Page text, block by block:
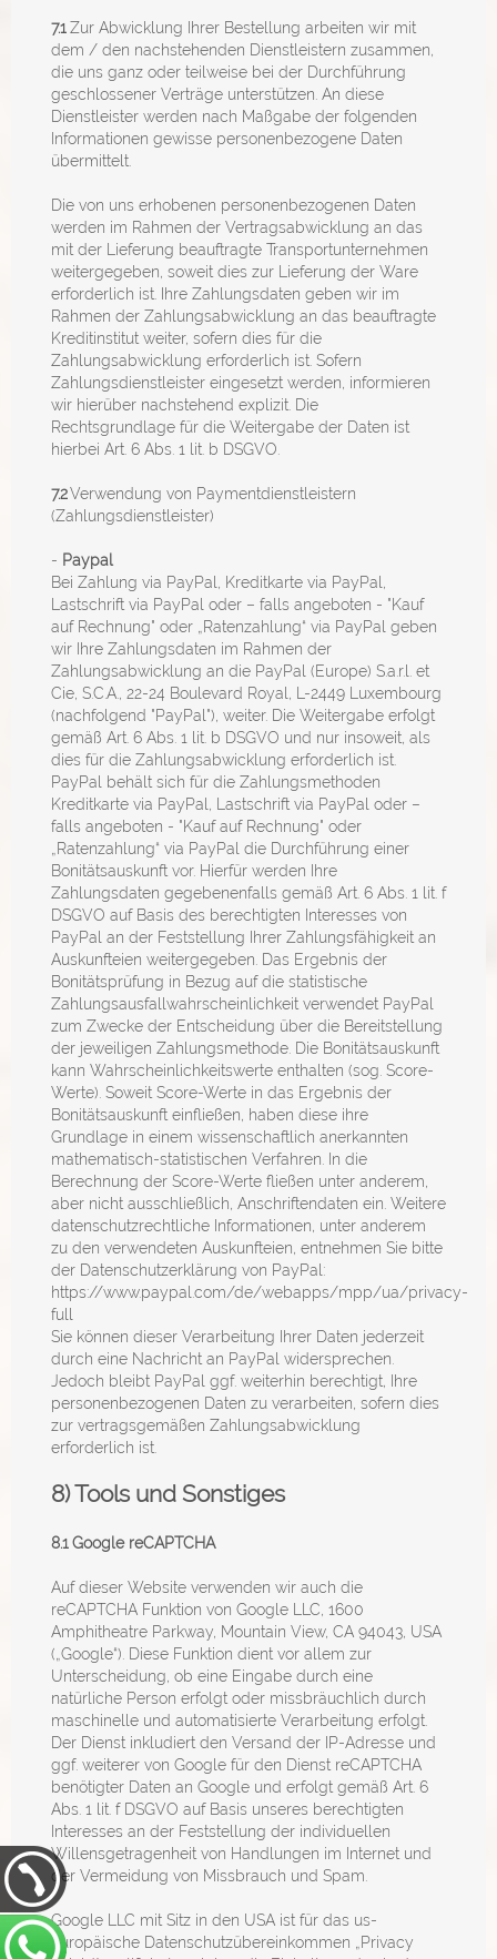
7.1Zur Abwicklung Ihrer Bestellung arbeiten wir mit
dem / den nachstehenden Dienstleistern zusammen,
die uns ganz oder teilweise bei der Durchführung
geschlossener Verträge unterstützen. An diese
Dienstleister werden nach Maßgabe der folgenden
Informationen gewisse personenbezogene Daten
übermittelt.
Die von uns erhobenen personenbezogenen Daten
werden im Rahmen der Vertragsabwicklung an das
mit der Lieferung beauftragte Transportunternehmen
weitergegeben, soweit dies zur Lieferung der Ware
erforderlich ist. Ihre Zahlungsdaten geben wir im
Rahmen der Zahlungsabwicklung an das beauftragte
Kreditinstitut weiter, sofern dies für die
Zahlungsabwicklung erforderlich ist. Sofern
Zahlungsdienstleister eingesetzt werden, informieren
wir hierüber nachstehend explizit. Die
Rechtsgrundlage für die Weitergabe der Daten ist
hierbei Art. 6 Abs. 1 lit. b DSGVO.
7.2Verwendung von Paymentdienstleistern
(Zahlungsdienstleister)
- Paypal
Bei Zahlung via PayPal, Kreditkarte via PayPal,
Lastschrift via PayPal oder – falls angeboten - "Kauf
auf Rechnung" oder „Ratenzahlung“ via PayPal geben
wir Ihre Zahlungsdaten im Rahmen der
Zahlungsabwicklung an die PayPal (Europe) S.a.r.l. et
Cie, S.C.A., 22-24 Boulevard Royal, L-2449 Luxembourg
(nachfolgend "PayPal"), weiter. Die Weitergabe erfolgt
gemäß Art. 6 Abs. 1 lit. b DSGVO und nur insoweit, als
dies für die Zahlungsabwicklung erforderlich ist.
PayPal behält sich für die Zahlungsmethoden
Kreditkarte via PayPal, Lastschrift via PayPal oder –
falls angeboten - "Kauf auf Rechnung" oder
„Ratenzahlung“ via PayPal die Durchführung einer
Bonitätsauskunft vor. Hierfür werden Ihre
Zahlungsdaten gegebenenfalls gemäß Art. 6 Abs. 1 lit. f
DSGVO auf Basis des berechtigten Interesses von
PayPal an der Feststellung Ihrer Zahlungsfähigkeit an
Auskunfteien weitergegeben. Das Ergebnis der
Bonitätsprüfung in Bezug auf die statistische
Zahlungsausfallwahrscheinlichkeit verwendet PayPal
zum Zwecke der Entscheidung über die Bereitstellung
der jeweiligen Zahlungsmethode. Die Bonitätsauskunft
kann Wahrscheinlichkeitswerte enthalten (sog. Score-
Werte). Soweit Score-Werte in das Ergebnis der
Bonitätsauskunft einfließen, haben diese ihre
Grundlage in einem wissenschaftlich anerkannten
mathematisch-statistischen Verfahren. In die
Berechnung der Score-Werte fließen unter anderem,
aber nicht ausschließlich, Anschriftendaten ein. Weitere
datenschutzrechtliche Informationen, unter anderem
zu den verwendeten Auskunfteien, entnehmen Sie bitte
der Datenschutzerklärung von PayPal:
https://www.paypal.com/de/webapps/mpp/ua/privacy-
full
Sie können dieser Verarbeitung Ihrer Daten jederzeit
durch eine Nachricht an PayPal widersprechen.
Jedoch bleibt PayPal ggf. weiterhin berechtigt, Ihre
personenbezogenen Daten zu verarbeiten, sofern dies
zur vertragsgemäßen Zahlungsabwicklung
erforderlich ist.
8) Tools und Sonstiges
8.1Google reCAPTCHA
Auf dieser Website verwenden wir auch die
reCAPTCHA Funktion von Google LLC, 1600
Amphitheatre Parkway, Mountain View, CA 94043, USA
(„Google“). Diese Funktion dient vor allem zur
Unterscheidung, ob eine Eingabe durch eine
natürliche Person erfolgt oder missbräuchlich durch
maschinelle und automatisierte Verarbeitung erfolgt.
Der Dienst inkludiert den Versand der IP-Adresse und
ggf. weiterer von Google für den Dienst reCAPTCHA
benötigter Daten an Google und erfolgt gemäß Art. 6
Abs. 1 lit. f DSGVO auf Basis unseres berechtigten
Interesses an der Feststellung der individuellen
Willensgetragenheit von Handlungen im Internet und
der Vermeidung von Missbrauch und Spam.
Google LLC mit Sitz in den USA ist für das us-
europäische Datenschutzübereinkommen „Privacy